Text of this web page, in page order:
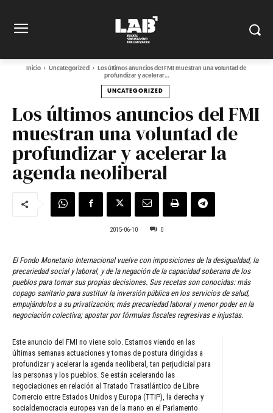
Inicio Uncategorized
Los últimos anuncios del FMI muestran una voluntad de
profundizar y acelerar...
UNCATEGORIZED
Los últimos anuncios del FMI
muestran una voluntad de
profundizar y acelerar la
agenda neoliberal
2015-06-10 0
El Fondo Monetario Internacional vuelve con imposiciones de la desigualdad, la
precariedad social y laboral, y de la negación de la capacidad soberana de los
pueblos para tomar sus propias decisiones. Sus recetas son conocidas: más
copago sanitario para sustituir la inversión pública en los servicios de salud,
empujándolos a su privatización; más precariedad laboral y menor poder en la
negociación colectiva; apostar por fórmulas fiscales regresivas e injustas.
Este anuncio del FMI no viene solo. Estamos viendo en las
últimas semanas actuaciones y tomas de postura dirigidas a
profundizar y acelerar la agenda neoliberal, tan perjudicial para
las personas y los pueblos. Se están acelerando las
negociaciones en relación al Tratado Trasatlántico de Libre
Comercio entre Estados Unidos y Europa (TTIP), la derecha y
socialdemocracia europea van de la mano en el Parlamento